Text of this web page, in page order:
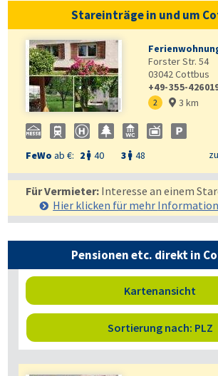
Stareinträge in und um

Forster Str. 54
03042Cottbus
+49-355-
2  3 km
FeWo ab €: 2  40 3  48
Für Vermieter: Interesse an einem
Hier klicken für mehr
Pensionen etc. direkt in
Kartenansicht
Sortierung nach: PLZ